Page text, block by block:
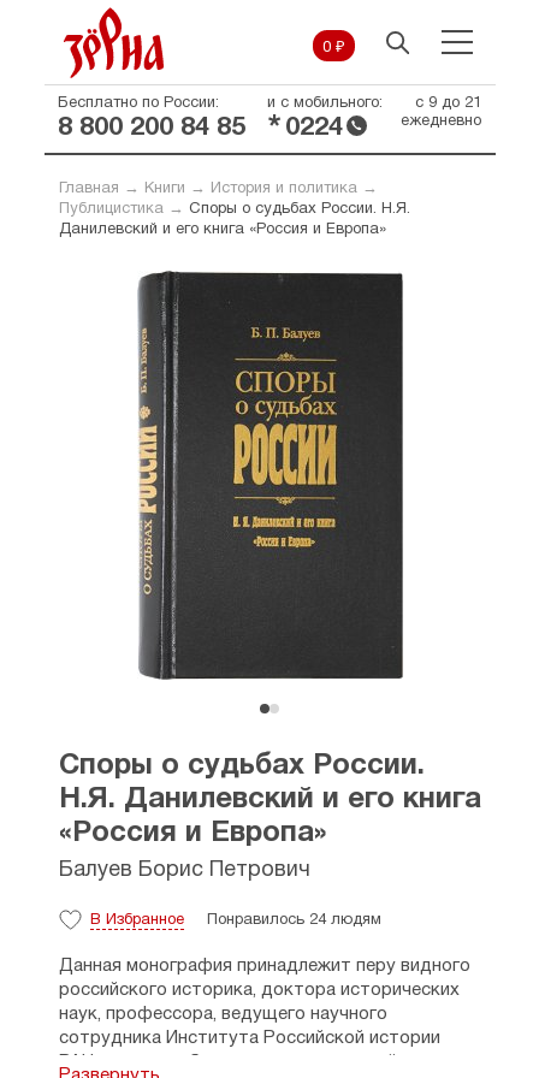
0 ₽
Бесплатно по России:
8 800 200 84 85
и с мобильного:
* 0224
с 9 до 21
ежедневно
Главная → Книги → История и политика→
Публицистика→ Споры о судьбах России. Н.Я.
Данилевский и его книга «Россия и Европа»
Споры о судьбах России.
Н.Я. Данилевский и его книга
«Россия и Европа»
Балуев Борис Петрович
В Избранное Понравилось 24 людям
Данная монография принадлежит перу видного
российского историка, доктора исторических
наук, профессора, ведущего научного
сотрудника Института Российской истории